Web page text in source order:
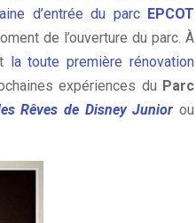
d’entrée du parc EPCOT
de l’ouverture du parc. À
la toute première rénovation
expériences du Parc
Rêves de Disney Junior ou